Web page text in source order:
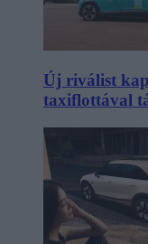
Új riválist
taxiflottával